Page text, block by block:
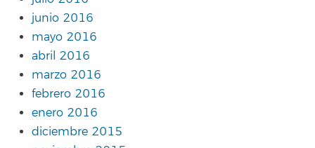
junio 2016
mayo 2016
abril 2016
marzo 2016
febrero 2016
enero 2016
diciembre 2015